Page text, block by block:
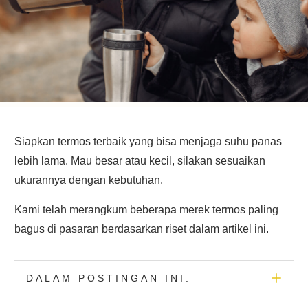
Siapkan termos terbaik yang bisa menjaga suhu panas
lebih lama. Mau besar atau kecil, silakan sesuaikan
ukurannya dengan kebutuhan.
Kami telah merangkum beberapa merek termos paling
bagus di pasaran berdasarkan riset dalam artikel ini.
DALAM POSTINGAN INI: